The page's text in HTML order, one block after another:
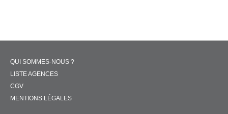
QUI SOMMES-NOUS ?
LISTE AGENCES
CGV
MENTIONS LÉGALES